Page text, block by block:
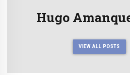
Hugo
VIEW ALL POSTS